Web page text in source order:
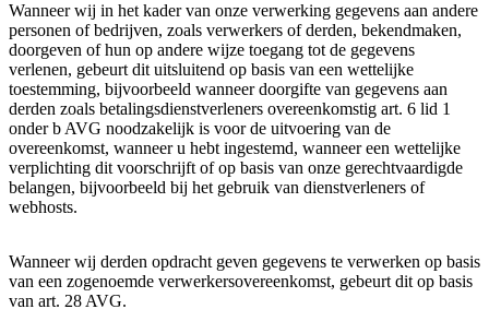
Wanneer wij in het kader van onze verwerking gegevens aan andere
personen of bedrijven, zoals verwerkers of derden, bekendmaken,
doorgeven of hun op andere wijze toegang tot de gegevens
verlenen, gebeurt dit uitsluitend op basis van een wettelijke
toestemming, bijvoorbeeld wanneer doorgifte van gegevens aan
derden zoals betalingsdienstverleners overeenkomstig art. 6 lid 1
onder b AVG noodzakelijk is voor de uitvoering van de
overeenkomst, wanneer u hebt ingestemd, wanneer een wettelijke
verplichting dit voorschrijft of op basis van onze gerechtvaardigde
belangen, bijvoorbeeld bij het gebruik van dienstverleners of
webhosts.
Wanneer wij derden opdracht geven gegevens te verwerken op basis
van een zogenoemde verwerkersovereenkomst, gebeurt dit op basis
van art. 28 AVG.